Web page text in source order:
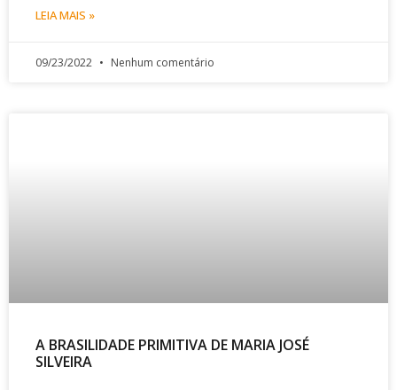
LEIA MAIS »
09/23/2022 Nenhum comentário
A BRASILIDADE PRIMITIVA DE MARIA JOSÉ
SILVEIRA